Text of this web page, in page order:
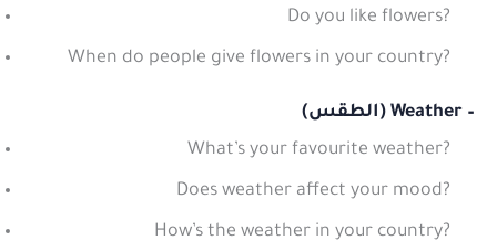
Do you like flowers?
When do people give flowers in your country?
– Weather (الطقس)
What’s your favourite weather?
Does weather affect your mood?
How’s the weather in your country?